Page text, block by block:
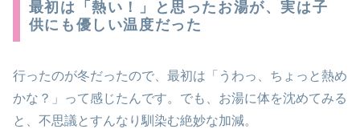
最初は「熱い！」と思ったお湯が、実は子
供にも優しい温度だった
行ったのが冬だったので、最初は「うわっ、ちょっと熱め
かな？」って感じたんです。でも、お湯に体を沈めてみる
と、不思議とすんなり馴染む絶妙な加減。